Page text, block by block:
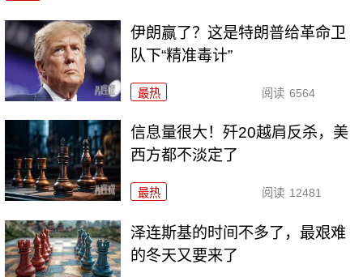
伊朗赢了？这是特朗普给革命卫
队下“精准毒计”
最热 阅读 6564
信息量很大！歼20越肩反杀，美
西方都不淡定了
最热 阅读 12481
泽连斯基的时间不多了，最艰难
的冬天又要来了